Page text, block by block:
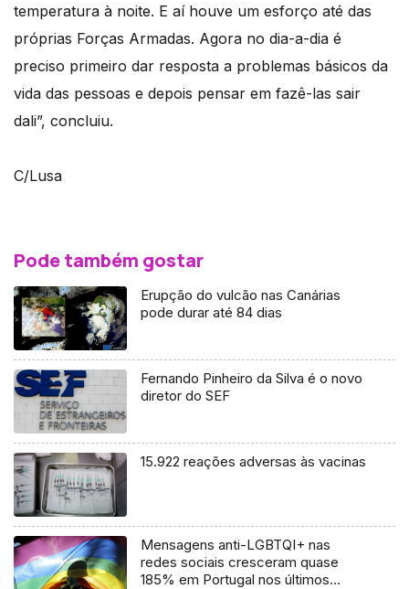
temperatura à noite. E aí houve um esforço até das
próprias Forças Armadas. Agora no dia-a-dia é
preciso primeiro dar resposta a problemas básicos da
vida das pessoas e depois pensar em fazê-las sair
dali”, concluiu.
C/Lusa
Pode também gostar
Erupção do vulcão nas Canárias
pode durar até 84 dias
Fernando Pinheiro da Silva é o novo
diretor do SEF
15.922 reações adversas às vacinas
Mensagens anti-LGBTQI+ nas
redes sociais cresceram quase
185% em Portugal nos últimos